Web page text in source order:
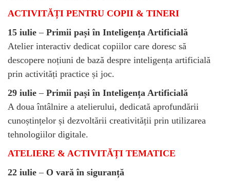
ACTIVITĂȚI PENTRU COPII & TINERI
15 iulie – Primii pași în Inteligența Artificială
Atelier interactiv dedicat copiilor care doresc să
descopere noțiuni de bază despre inteligența artificială
prin activități practice și joc.
29 iulie – Primii pași în Inteligența Artificială
A doua întâlnire a atelierului, dedicată aprofundării
cunoștințelor și dezvoltării creativității prin utilizarea
tehnologiilor digitale.
ATELIERE & ACTIVITĂȚI TEMATICE
22 iulie – O vară în siguranță